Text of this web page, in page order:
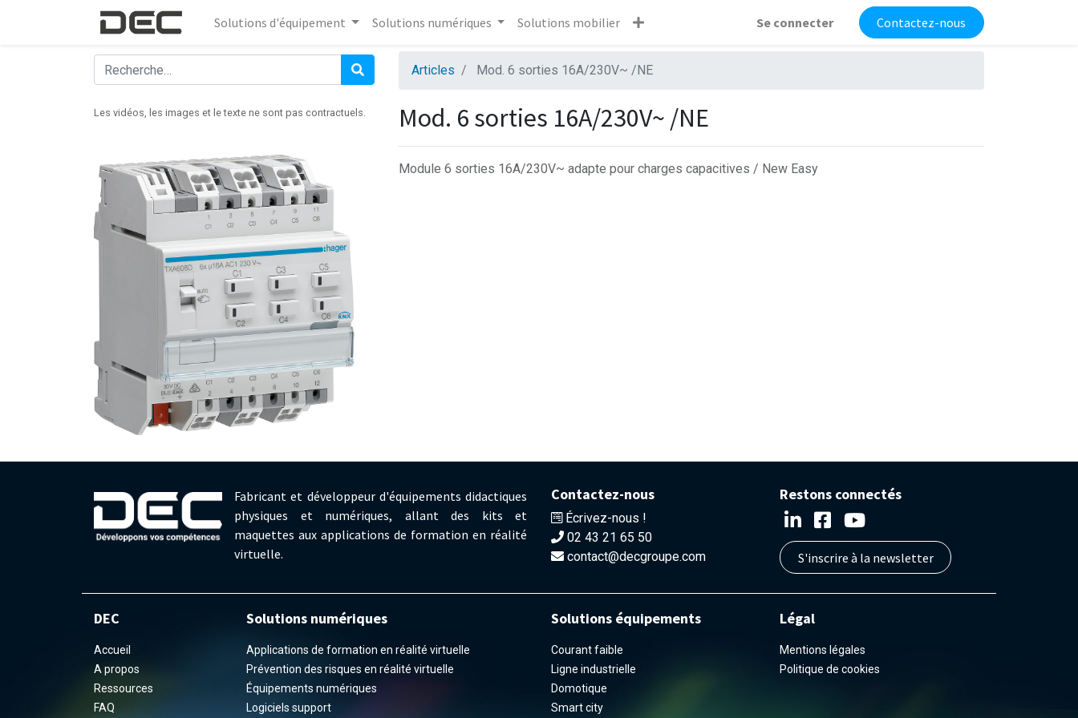
Solutions d'équipement Solutions numériques Solutions mobilier Se connecter Contactez-nous
Articles Mod. 6 sorties 16A/230V~ /NE
Les vidéos, les images et le texte ne sont pas contractuels. Mod. 6 sorties 16A/230V~ /NE
Module 6 sorties 16A/230V~ adapte pour charges capacitives / New Easy
Fabricant et développeur d'équipements didactiques
physiques et numériques, allant des kits et
maquettes aux applications de formation en réalité
virtuelle.
Contactez-nous
Écrivez-nous !
02 43 21 65 50
contact@decgroupe.com
Restons connectés
S'inscrire à la newsletter
DEC
Accueil
A propos
Ressources
FAQ
Solutions numériques
Applications de formation en réalité virtuelle
Prévention des risques en réalité virtuelle
Équipements numériques
Logiciels support
Solutions équipements
Courant faible
Ligne industrielle
Domotique
Smart city
Légal
Mentions légales
Politique de cookies